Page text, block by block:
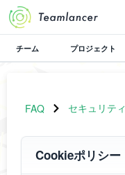
チーム プロジェクト
FAQ セキュリティ
Cookieポリシー